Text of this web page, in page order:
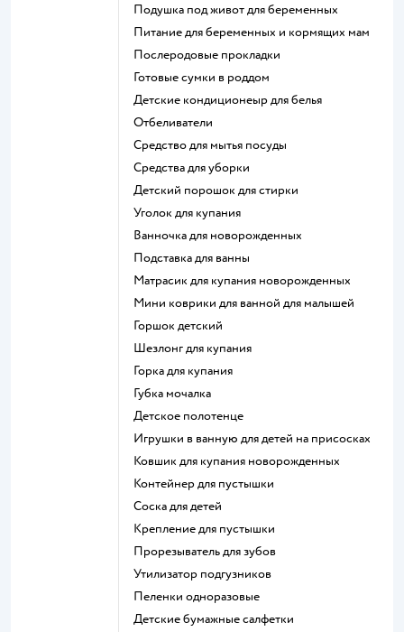
подушка под живот для беременных
питание для беременных и кормящих мам
послеродовые прокладки
готовые сумки в роддом
детские кондиционеыр для белья
отбеливатели
средство для мытья посуды
средства для уборки
детский порошок для стирки
уголок для купания
ванночка для новорожденных
подставка для ванны
матрасик для купания новорожденных
мини коврики для ванной для малышей
горшок детский
шезлонг для купания
горка для купания
губка мочалка
детское полотенце
игрушки в ванную для детей на присосках
ковшик для купания новорожденных
контейнер для пустышки
соска для детей
крепление для пустышки
прорезыватель для зубов
утилизатор подгузников
пеленки одноразовые
детские бумажные салфетки